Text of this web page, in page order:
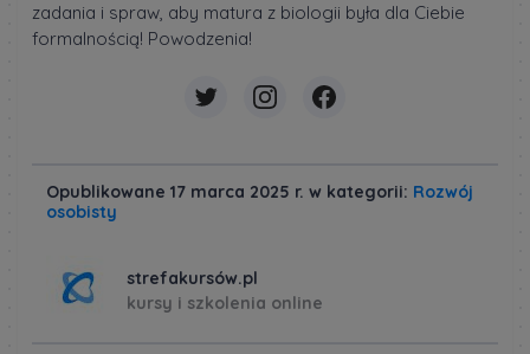
zadania i spraw, aby matura z biologii była dla Ciebie
formalnością! Powodzenia!
Opublikowane 17 marca 2025 r. w kategorii: Rozwój
osobisty
strefakursów.pl
kursy i szkolenia online